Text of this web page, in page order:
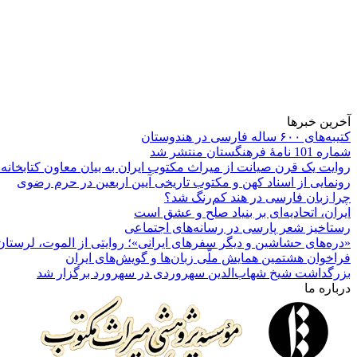
آخرین خبرها
کتیبه‌های ۶۰۰ ساله فارسی در هندوستان
شماره 101 نامۀ فرهنگستان منتشر شد
روایت یک قرن صیانت از میراث مکتوب ایران به بیان معاون
رونمایی از اسناد کهن و مکتوب تاریخی آیین اربعین در حرم رضوی
چرا زبان فارسی در هند کم‌رنگ شد؟
ایران، اتحادیه‌ای بر بنیاد صلح و عشق است
رستاخیز شعر پارسی در رسانه‌های اجتماعی
«دره‌های حشاشین و دیگر سفرهای ایرانی»؛ روایتی از الموت، لرستان
فراخوان هشتمین همایش ملّی زبان‌ها و گویش‌های ایران
بزرگداشت شیخ شهاب‌الدین سهروردی در سهرورد برگزار شد
درباره ما